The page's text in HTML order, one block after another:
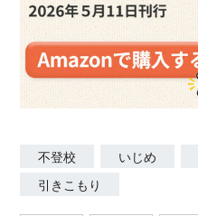
不登校 いじめ
引きこもり